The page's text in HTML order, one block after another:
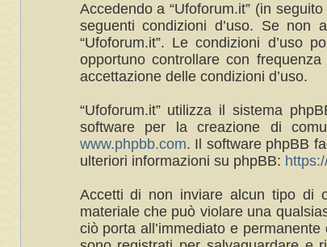
Accedendo a “Ufoforum.it” (in
seguenti condizioni d’uso. Se non
“Ufoforum.it”. Le condizioni d’uso
opportuno controllare con
accettazione delle condizioni d’uso.
“Ufoforum.it” utilizza il sistema
software per la creazione di
www.phpbb.com. Il software phpBB
ulteriori informazioni su phpBB:
Accetti di non inviare alcun tipo di
materiale che può violare una
ciò porta all’immediato e